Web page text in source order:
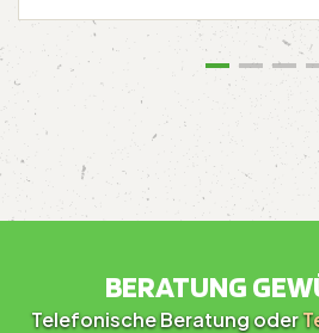
BERATUNG
Telefonische Beratung oder